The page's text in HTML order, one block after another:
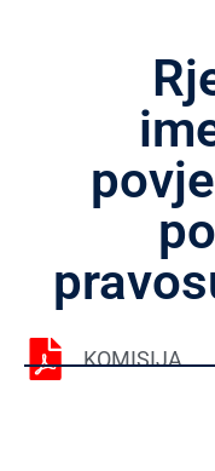
KOMISIJA